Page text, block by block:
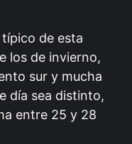
de esta
los de invierno,
sur y mucha
día sea distinto,
entre 25 y 28